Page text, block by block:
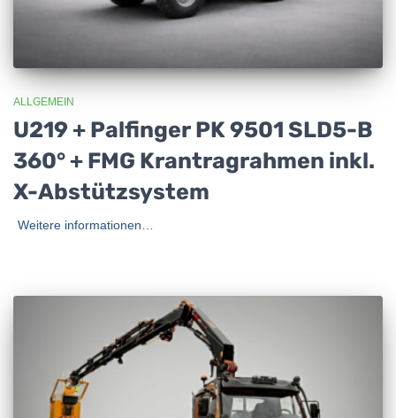
ALLGEMEIN
U219 + Palfinger PK 9501 SLD5-B
360° + FMG Krantragrahmen inkl.
X-Abstützsystem
Weitere informationen…